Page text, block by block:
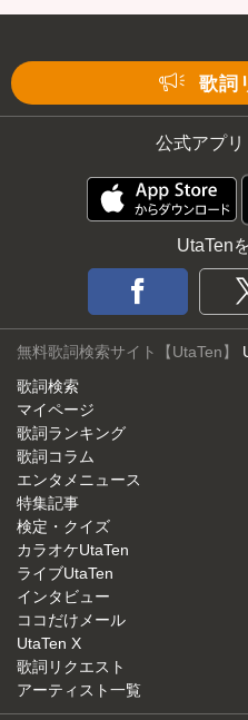
歌詞
公式アプ
UtaTen
無料歌詞検索サイト【UtaTen】
歌詞検索
マイページ
歌詞ランキング
歌詞コラム
エンタメニュース
特集記事
検定・クイズ
カラオケUtaTen
ライブUtaTen
インタビュー
ココだけメール
UtaTen X
歌詞リクエスト
アーティスト一覧